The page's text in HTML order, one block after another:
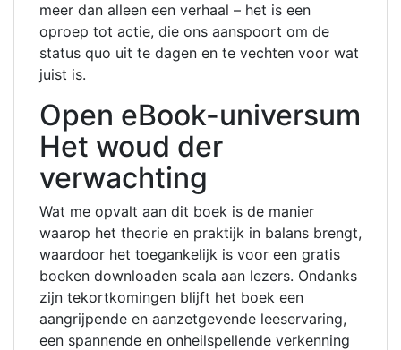
meer dan alleen een verhaal – het is een
oproep tot actie, die ons aanspoort om de
status quo uit te dagen en te vechten voor wat
juist is.
Open eBook-universum
Het woud der
verwachting
Wat me opvalt aan dit boek is de manier
waarop het theorie en praktijk in balans brengt,
waardoor het toegankelijk is voor een gratis
boeken downloaden scala aan lezers. Ondanks
zijn tekortkomingen blijft het boek een
aangrijpende en aanzetgevende leeservaring,
een spannende en onheilspellende verkenning